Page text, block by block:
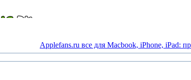
Applefans.ru все для Macbook, iPhone, iPad: